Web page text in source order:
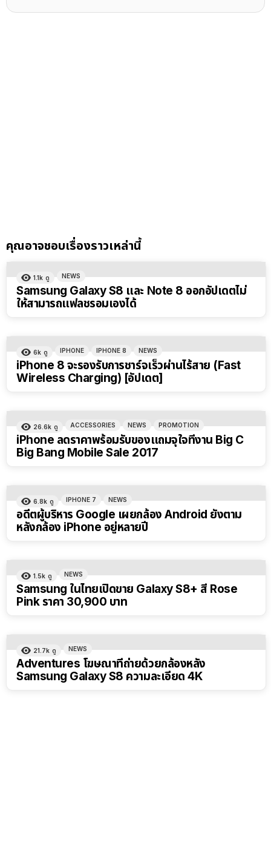
คุณอาจชอบเรื่องราวเหล่านี้
1.1k ดู NEWS
Samsung Galaxy S8 และ Note 8 ออกอัปเดตไม่
ให้สามารถแฟลชรอมเองได้
6k ดู IPHONE IPHONE 8 NEWS
iPhone 8 จะรองรับการชาร์จเร็วผ่านไร้สาย (Fast
Wireless Charging) [อัปเดต]
26.6k ดู ACCESSORIES NEWS PROMOTION
iPhone ลดราคาพร้อมรับของแถมจุใจที่งาน Big C
Big Bang Mobile Sale 2017
6.8k ดู IPHONE 7 NEWS
อดีตผู้บริหาร Google เผยกล้อง Android ยังตาม
หลังกล้อง iPhone อยู่หลายปี
1.5k ดู NEWS
Samsung ในไทยเปิดขาย Galaxy S8+ สี Rose
Pink ราคา 30,900 บาท
21.7k ดู NEWS
Adventures โฆษณาที่ถ่ายด้วยกล้องหลัง
Samsung Galaxy S8 ความละเอียด 4K